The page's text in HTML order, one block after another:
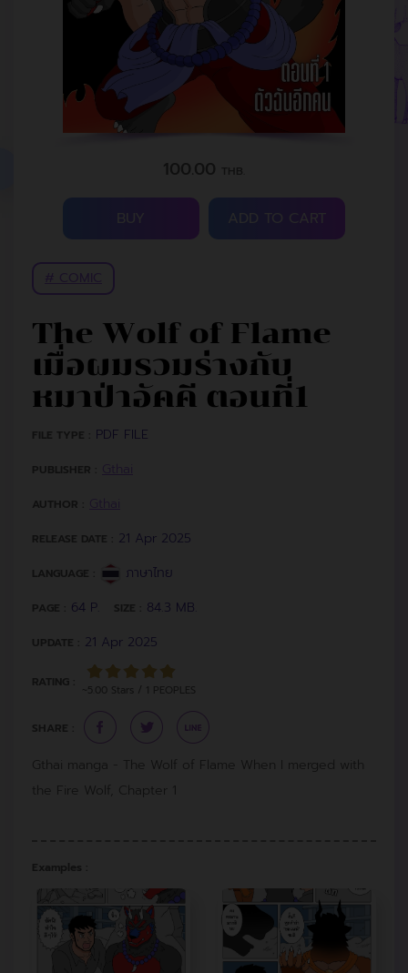
100.00 THB.
ADD TO CART
The Wolf of Flame
เมื่อผมรวมร่างกับ
หมาป่าอัคคี ตอนที่1
FILE TYPE : PDF FILE
PUBLISHER :
AUTHOR :
RELEASE DATE : 21 Apr 2025
LANGUAGE : ภาษาไทย
PAGE : 64 P. SIZE : 84.3 MB.
UPDATE : 21 Apr 2025
RATING :
~5.00 Stars / 1 PEOPLES
SHARE :
Gthai manga - The Wolf of Flame When I merged with
the Fire Wolf, Chapter 1
Examples :